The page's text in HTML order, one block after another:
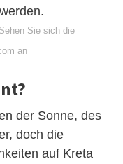
Sehen Sie sich die
an
der Sonne, des
doch die
auf Kreta